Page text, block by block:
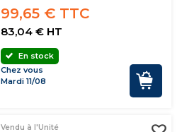
99,65 € TTC
83,04 € HT
En stock
Chez vous
Mardi 11/08
Vendu à l'Unité